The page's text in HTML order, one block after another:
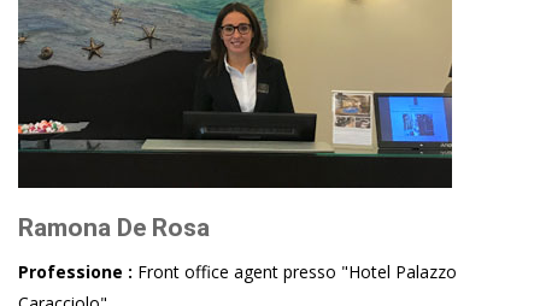
Ramona De Rosa
Professione : Front office agent presso "Hotel Palazzo